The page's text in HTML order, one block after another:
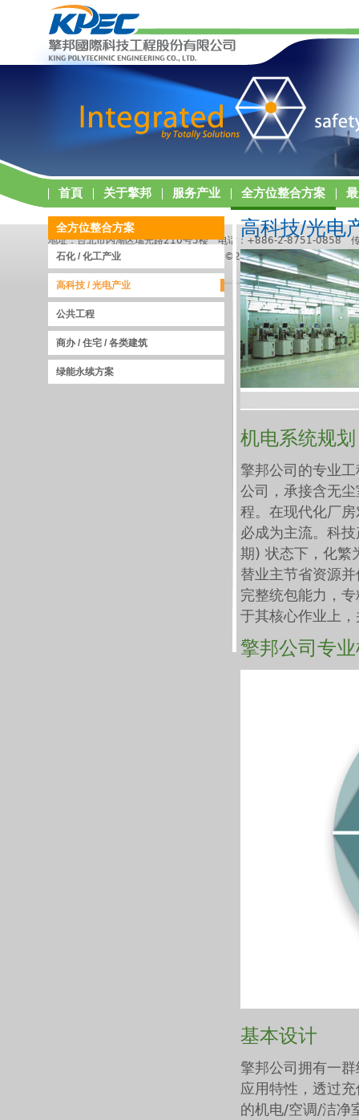
首頁 关于擎邦 服务产业 全方位整合方案
高科技/光电
机电系统规划
擎邦公司的专业
公司，承接含无
程。在现代化厂
必成为主流。科
期) 状态下，化繁
替业主节省资源
完整统包能力，
于其核心作业上
擎邦公司专
基本设计
擎邦公司拥有一
应用特性，透过
的机电/空调/洁净
全方位整合方案
石化 / 化工产业
高科技 / 光电产业
公共工程
商办 / 住宅 / 各类建筑
绿能永续方案
地址：台北市内湖区瑞光路210号5楼 电话：+886-2-8751-0858
擎邦国际科技工程股份有限公司版权所有 ©2011 King Polytechnic